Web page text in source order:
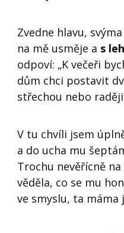
Zvedne hlavu,
na mě usměje a s
odpoví: „K večeři
dům chci postavit
střechou nebo
V tu chvíli jsem
a do ucha mu
Trochu nevěřícně
věděla, co se mu
ve smyslu, ta máma